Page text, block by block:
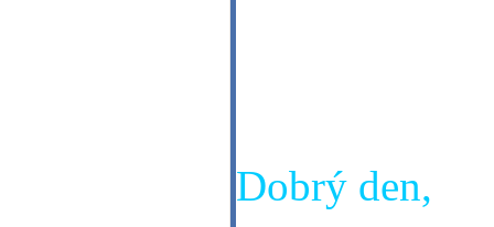
Dobrý den,